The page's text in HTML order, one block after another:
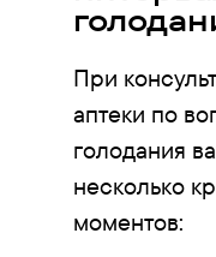
При
аптеки по
голодания
несколько
моментов: